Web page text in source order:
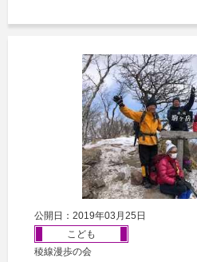
公開日：2019年03月25日
こども
稜線漫歩の会